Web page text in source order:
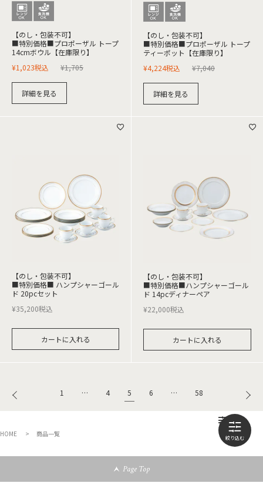
【のし・包装不可】
■特別価格■プロポーザル トープ
14cmボウル【在庫限り】
¥1,705
¥1,023税込
詳細を見る
【のし・包装不可】
■特別価格■プロポーザル トープ
ティーポット【在庫限り】
¥7,040
¥4,224税込
詳細を見る
【のし・包装不可】
■特別価格■ ハンプシャーゴール
ド 20pcセット
¥35,200税込
カートに入れる
【のし・包装不可】
■特別価格■ハンプシャーゴール
ド 14pcディナーペア
¥22,000税込
カートに入れる
1 … 4 5 6 … 58
HOME 商品一覧
Page Top